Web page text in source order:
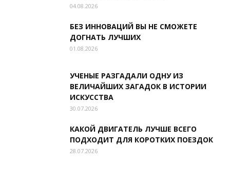
04.08.2026
БЕЗ ИННОВАЦИЙ ВЫ НЕ СМОЖЕТЕ
ДОГНАТЬ ЛУЧШИХ
01.08.2026
УЧЕНЫЕ РАЗГАДАЛИ ОДНУ ИЗ
ВЕЛИЧАЙШИХ ЗАГАДОК В ИСТОРИИ
ИСКУССТВА
30.07.2026
КАКОЙ ДВИГАТЕЛЬ ЛУЧШЕ ВСЕГО
ПОДХОДИТ ДЛЯ КОРОТКИХ ПОЕЗДОК
28.07.2026